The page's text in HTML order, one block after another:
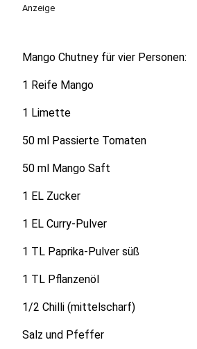
Anzeige
Mango Chutney für vier Personen:
1 Reife Mango
1 Limette
50 ml Passierte Tomaten
50 ml Mango Saft
1 EL Zucker
1 EL Curry-Pulver
1 TL Paprika-Pulver süß
1 TL Pflanzenöl
1/2 Chilli (mittelscharf)
Salz und Pfeffer